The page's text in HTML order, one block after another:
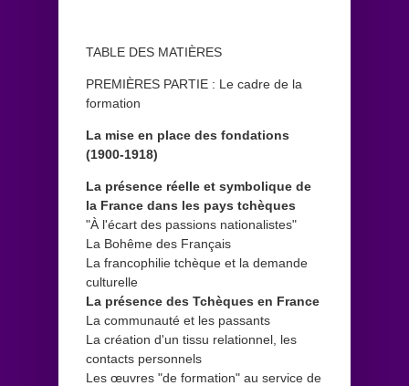
TABLE DES MATIÈRES
PREMIÈRES PARTIE : Le cadre de la
formation
La mise en place des fondations
(1900-1918)
La présence réelle et symbolique de
la France dans les pays tchèques
"À l'écart des passions nationalistes"
La Bohême des Français
La francophilie tchèque et la demande
culturelle
La présence des Tchèques en France
La communauté et les passants
La création d'un tissu relationnel, les
contacts personnels
Les œuvres "de formation" au service de